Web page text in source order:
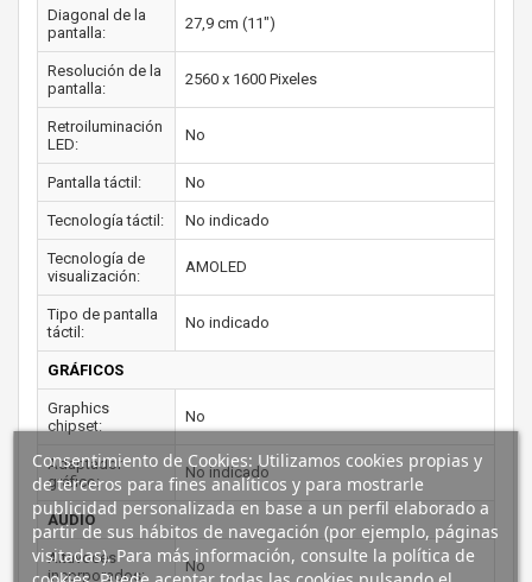
Diagonal de la
pantalla:
27,9 cm (11")
Resolución de la
pantalla:
2560 x 1600 Pixeles
Retroiluminación
LED:
No
Pantalla táctil: No
Tecnología táctil: No indicado
Tecnología de
visualización:
AMOLED
Tipo de pantalla
táctil:
No indicado
GRÁFICOS
Graphics
chipset:
No
Adaptador
gráfico:
No indicado
AUDIO
Altavoces
incorporados:
No
Consentimiento de Cookies: Utilizamos cookies propias y
de terceros para fines analíticos y para mostrarle
publicidad personalizada en base a un perfil elaborado a
partir de sus hábitos de navegación (por ejemplo, páginas
visitadas). Para más información, consulte la política de